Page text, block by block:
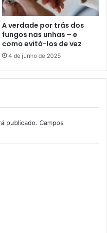
A verdade por trás dos
fungos nas unhas – e
como evitá-los de vez
4 de junho de 2025
publicado. Campos